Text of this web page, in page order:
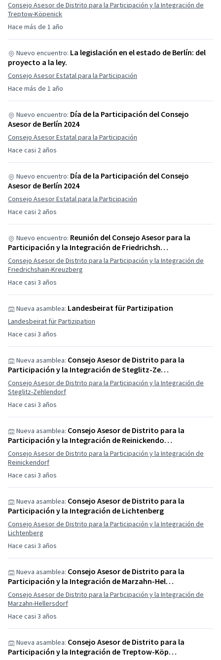
Hace más de 1 año
Consejo Asesor de Distrito para la Participación y la Integración de
Treptow-Köpenick
Hace más de 1 año
Nuevo encuentro: La legislación en el estado de Berlín: del
proyecto a la ley.
Consejo Asesor Estatal para la Participación
Hace casi 2 años
Nuevo encuentro: Día de la Participación del Consejo
Asesor de Berlín 2024
Consejo Asesor Estatal para la Participación
Hace casi 2 años
Nuevo encuentro: Día de la Participación del Consejo
Asesor de Berlín 2024
Consejo Asesor Estatal para la Participación
Hace casi 3 años
Nuevo encuentro: Reunión del Consejo Asesor para la
Participación y la Integración de Friedrichsh…
Consejo Asesor de Distrito para la Participación y la Integración de
Friedrichshain-Kreuzberg
Hace casi 3 años
Nueva asamblea: Landesbeirat für Partizipation
Landesbeirat für Partizipation
Hace casi 3 años
Nueva asamblea: Consejo Asesor de Distrito para la
Participación y la Integración de Steglitz-Ze…
Consejo Asesor de Distrito para la Participación y la Integración de
Steglitz-Zehlendorf
Hace casi 3 años
Nueva asamblea: Consejo Asesor de Distrito para la
Participación y la Integración de Reinickendo…
Consejo Asesor de Distrito para la Participación y la Integración de
Reinickendorf
Hace casi 3 años
Nueva asamblea: Consejo Asesor de Distrito para la
Participación y la Integración de Lichtenberg
Consejo Asesor de Distrito para la Participación y la Integración de
Lichtenberg
Hace casi 3 años
Nueva asamblea: Consejo Asesor de Distrito para la
Participación y la Integración de Marzahn-Hel…
Consejo Asesor de Distrito para la Participación y la Integración de
Marzahn-Hellersdorf
Nueva asamblea: Consejo Asesor de Distrito para la
Participación y la Integración de Treptow-Köp…